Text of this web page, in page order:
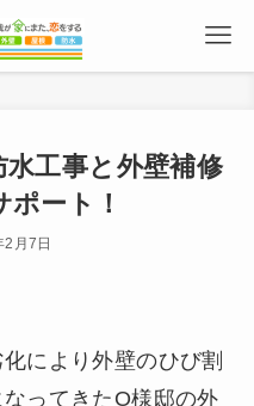
水工事と外壁補修
ート！
月7日
により外壁のひび割
ってきたO様邸の外